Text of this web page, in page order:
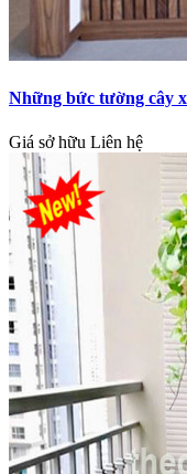
Những bức tường cây
Giá sở hữu Liên hệ